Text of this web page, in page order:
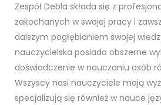
Zespół Debla składa się z
zakochanych w swojej pracy i
dalszym pogłębianiem swojej
nauczycielska posiada obszerne
doświadczenie w nauczaniu osób
Wszyscy nasi nauczyciele mają
specjalizują się również w nauce